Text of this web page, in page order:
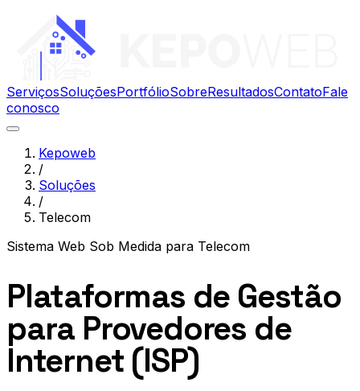
ServiçosSoluçõesPortfólioSobreResultadosContatoFale
conosco
Kepoweb
/
Soluções
/
Telecom
Sistema Web Sob Medida para Telecom
Plataformas de Gestão
para Provedores de
Internet (ISP)